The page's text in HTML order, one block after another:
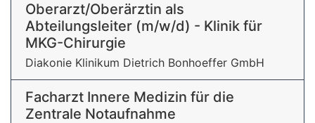
Oberarzt/Oberärztin als
Abteilungsleiter (m/w/d) - Klinik für
MKG-Chirurgie
Diakonie Klinikum Dietrich Bonhoeffer GmbH
Facharzt Innere Medizin für die
Zentrale Notaufnahme